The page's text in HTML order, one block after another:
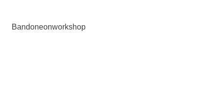
Bandoneonworkshop